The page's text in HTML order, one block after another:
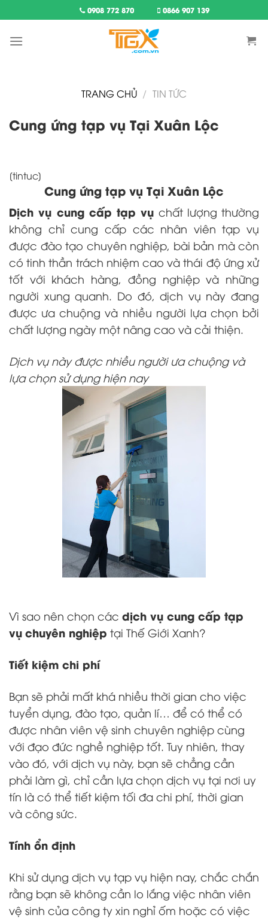
to
content
0908 772 870 0866 907 139
TRANG CHỦ / TIN TỨC
Cung ứng tạp vụ Tại Xuân Lộc
[tintuc]
Cung ứng tạp vụ Tại Xuân Lộc
Dịch vụ cung cấp tạp vụ chất lượng thường
không chỉ cung cấp các nhân viên tạp vụ
được đào tạo chuyên nghiệp, bài bản mà còn
có tinh thần trách nhiệm cao và thái độ ứng xử
tốt với khách hàng, đồng nghiệp và những
người xung quanh. Do đó, dịch vụ này đang
được ưa chuộng và nhiều người lựa chọn bởi
chất lượng ngày một nâng cao và cải thiện.
Dịch vụ này được nhiều người ưa chuộng và
lựa chọn sử dụng hiện nay
Vì sao nên chọn các dịch vụ cung cấp tạp
vụchuyên nghiệp tại Thế Giới Xanh?
Tiết kiệm chi phí
Bạn sẽ phải mất khá nhiều thời gian cho việc
tuyển dụng, đào tạo, quản lí… để có thể có
được nhân viên vệ sinh chuyên nghiệp cùng
với đạo đức nghề nghiệp tốt. Tuy nhiên, thay
vào đó, với dịch vụ này, bạn sẽ chẳng cần
phải làm gì, chỉ cần lựa chọn dịch vụ tại nơi uy
tín là có thể tiết kiệm tối đa chi phí, thời gian
và công sức.
Tính ổn định
Khi sử dụng dịch vụ tạp vụ hiện nay, chắc chắn
rằng bạn sẽ không cần lo lắng việc nhân viên
vệ sinh của công ty xin nghỉ ốm hoặc có việc